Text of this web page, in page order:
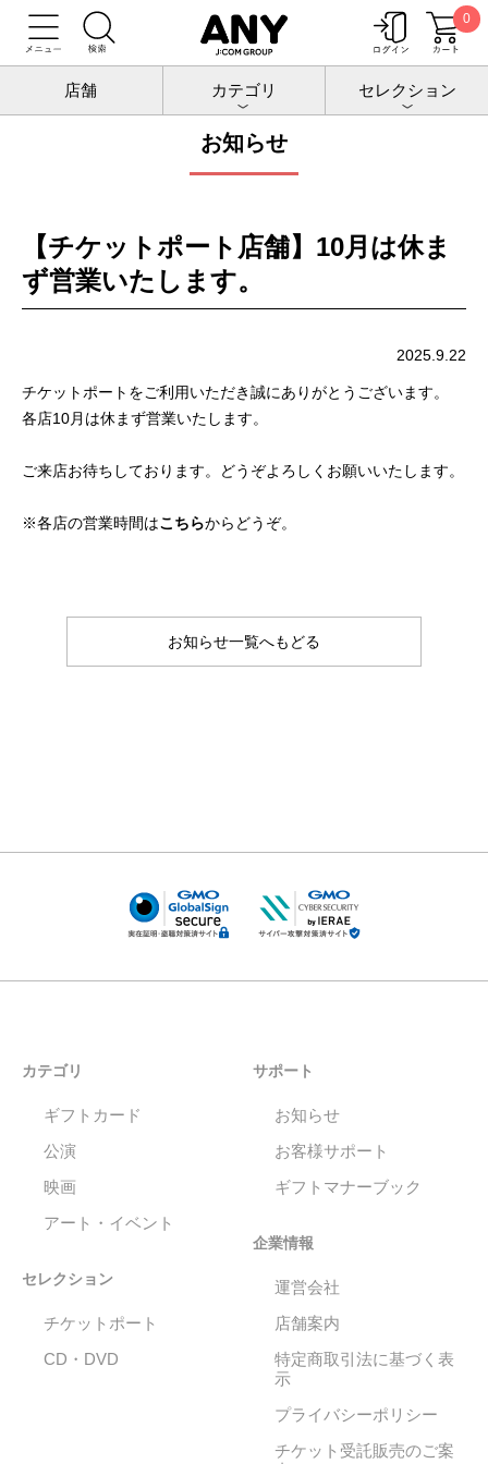
0
店舗 カテゴリ セレクション
トップ お知らせ
お知らせ
【チケットポート店舗】10月は休ま
ず営業いたします。
2025.9.22
チケットポートをご利用いただき誠にありがとうございます。
各店10月は休まず営業いたします。
ご来店お待ちしております。どうぞよろしくお願いいたします。
※各店の営業時間はこちらからどうぞ。
お知らせ一覧へもどる
カテゴリ
ギフトカード
公演
映画
アート・イベント
セレクション
チケットポート
CD・DVD
サポート
お知らせ
お客様サポート
ギフトマナーブック
企業情報
運営会社
店舗案内
特定商取引法に基づく表
示
プライバシーポリシー
チケット受託販売のご案